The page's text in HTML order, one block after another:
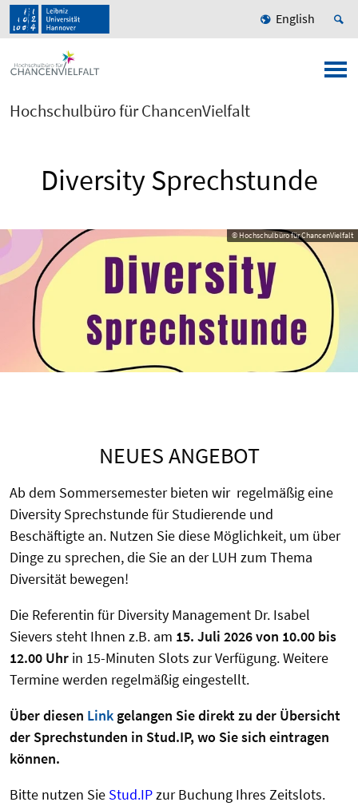
English
Hochschulbüro für ChancenVielfalt
Diversity Sprechstunde
© Hochschulbüro für ChancenVielfalt
NEUES ANGEBOT
Ab dem Sommersemester bieten wir regelmäßig eine
Diversity Sprechstunde für Studierende und
Beschäftigte an. Nutzen Sie diese Möglichkeit, um über
Dinge zu sprechen, die Sie an der LUH zum Thema
Diversität bewegen!
Die Referentin für Diversity Management Dr. Isabel
Sievers steht Ihnen z.B. am 15. Juli 2026 von 10.00 bis
12.00 Uhr in 15-Minuten Slots zur Verfügung. Weitere
Termine werden regelmäßig eingestellt.
Über diesen Link gelangen Sie direkt zu der Übersicht
der Sprechstunden in Stud.IP, wo Sie sich eintragen
können.
Bitte nutzen Sie Stud.IPzur Buchung Ihres Zeitslots.